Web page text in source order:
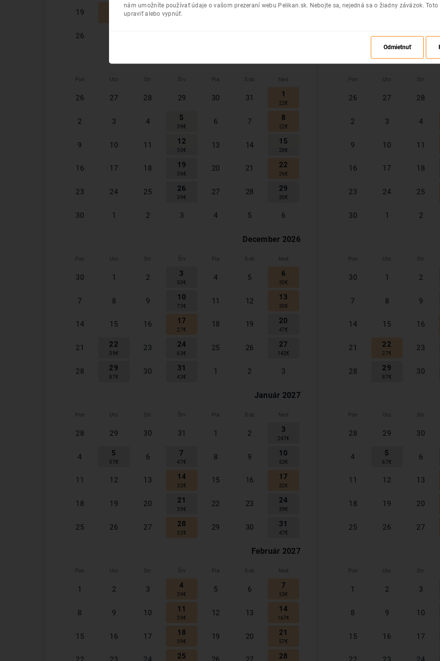
19 21 22
44
24 25
26
Pon Uto Str Štv Pia Sob Ned
26 27 28 29 30 31 1
22€
2 3 4 5
39€
6 7 8
22€
9 10 11 12
50€
13 14 15
28€
16 17 18 19
36€
20 21 22
26€
23 24 25 26
39€
27 28 29
30€
30 1 2 3 4 5 6
December 2026
Pon Uto Str Štv Pia Sob Ned
30 1 2 3
50 €
4 5 6
30€
7 8 9 10
73 €
11 12 13
30€
14 15 16 17
27€
18 19 20
47€
21 22
39€
23 24
63€
25 26 27
142€
28 29
87€
30 31
43€
1 2 3
Január 2027
Pon Uto Str Štv Pia Sob Ned
28 29 30 31 1 2 3
247€
4 5
57€
6 7
47€
8 9 10
53 €
11 12 13 14
32€
15 16 17
32€
18 19 20 21
39€
22 23 24
39€
25 26 27 28
32€
29 30 31
47€
Február 2027
Pon Uto Str Štv Pia Sob Ned
1 2 3 4
39€
5 6 7
53€
8 9 10 11
39€
12 13 14
167€
15 16 17 18
39€
19 20 21
57€
25 28
20
27 28
Pon Uto Str
26 27 28
2 3 4
9 10 11
16 17 18
23 24 25
30 1 2
Pon Uto Str
30 1 2
7 8 9
14 15 16
21 22
27€
23
28 29
87€
30
Pon Uto Str
28 29 30
4 5
67€
6
11 12 13
18 19 20
25 26 27
Pon Uto Str
1 2 3
8 9 10
15 16 17
nám umožníte používať údaje o vašom prezeraní webu Pelikan.sk. Nebojte sa, nejedná sa o žiadny záväzok.
upraviť alebo vypnúť.
Odmietnuť